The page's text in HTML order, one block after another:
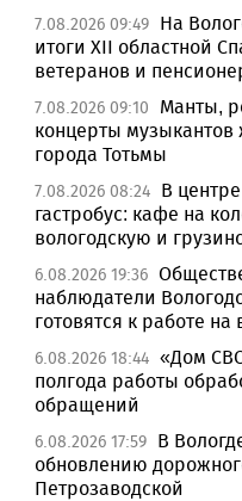
7.08.2026 09:49 На
итоги XII областной
ветеранов и
7.08.2026 09:10
Манты,
концерты музыкантов
города Тотьмы
7.08.2026 08:24 В
гастробус: кафе на
вологодскую и
6.08.2026 19:36
наблюдатели
готовятся к работе
6.08.2026 18:44 «Дом
полгода работы
обращений
6.08.2026 17:59 В
обновлению
Петрозаводской